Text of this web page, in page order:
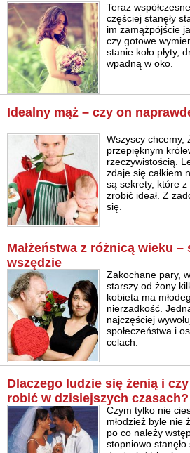
Teraz
częściej stanęły
im zamążpójście
czy gotowe
stanie koło płyty,
wpadną w oko.
Idealny mąż – czy on
Wszyscy chcemy,
przepięknym
rzeczywistością.
zdaje się całkiem
są sekrety, które
zrobić ideał. Z
się.
Małżeństwa z różnicą wieku
wszędzie
Zakochane pary,
starszy od żony
kobieta ma
nierzadkość.
najczęściej
społeczeństwa i
celach.
Dlaczego ludzie się żenią i
robić w dzisiejszych czasach?
Czym tylko nie
młodzież byle nie
po co należy
stopniowo